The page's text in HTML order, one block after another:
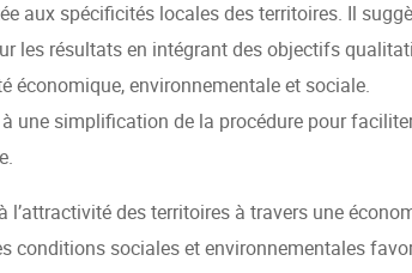
aux spécificités locales des territoires. Il
les résultats en intégrant des objectifs
économique, environnementale et sociale.
une simplification de la procédure pour
des territoires à travers une
conditions sociales et environnementales